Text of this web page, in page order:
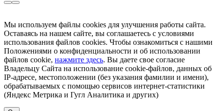
Мы используем файлы cookies для улучшения работы сайта.
Оставаясь на нашем сайте, вы соглашаетесь с условиями
использования файлов cookies. Чтобы ознакомиться с нашими
Положениями о конфиденциальности и об использовании
файлов cookie, нажмите здесь. Вы даете свое согласие
Владельцу Сайта на использование cookie-файлов, данных об
IP-адресе, местоположении (без указания фамилии и имени),
обрабатываемых с помощью сервисов интернет-статистики
(Яндекс Метрика и Гугл Аналитика и других)